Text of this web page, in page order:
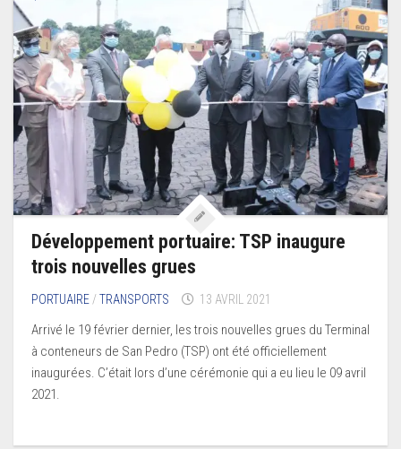
Développement portuaire: TSP inaugure
trois nouvelles grues
PORTUAIRE/TRANSPORTS 13 AVRIL 2021
Arrivé le 19 février dernier, les trois nouvelles grues du Terminal
à conteneurs de San Pedro (TSP) ont été officiellement
inaugurées. C’était lors d’une cérémonie qui a eu lieu le 09 avril
2021.